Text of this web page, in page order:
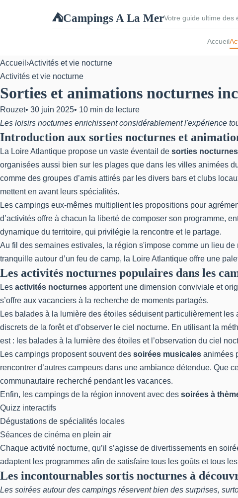
⛺Campings A La MerVotre guide ultime des
Accueil
Accueil ›Activités et vie nocturne
Activités et vie nocturne
Sorties et animations nocturnes
Rouzet• 30 juin 2025• 10 min de lecture
Les loisirs nocturnes enrichissent considérablement l'expérience
Introduction aux sorties nocturnes et
La Loire Atlantique propose un vaste éventail de sorties nocturnes
organisées aussi bien sur les plages que dans les villes animées
comme des groupes d’amis attirés par les divers bars et clubs
mettent en avant leurs spécialités.
Les campings eux-mêmes multiplient les propositions pour
d’activités offre à chacun la liberté de composer son programme,
dynamique du territoire, qui privilégie la rencontre et le partage.
Au fil des semaines estivales, la région s'impose comme un lieu
tranquille autour d’un feu de camp, la Loire Atlantique offre une
Les activités nocturnes populaires dans les
Les activités nocturnes apportent une dimension conviviale et
s’offre aux vacanciers à la recherche de moments partagés.
Les balades à la lumière des étoiles séduisent particulièrement
discrets de la forêt et d’observer le ciel nocturne. En utilisant la
est : les balades à la lumière des étoiles et l’observation du ciel
Les campings proposent souvent des soirées musicales animées
rencontrer d’autres campeurs dans une ambiance détendue. Que
communautaire recherché pendant les vacances.
Enfin, les campings de la région innovent avec des soirées à
Quizz interactifs
Dégustations de spécialités locales
Séances de cinéma en plein air
Chaque activité nocturne, qu’il s’agisse de divertissements en
adaptent les programmes afin de satisfaire tous les goûts et tous
Les incontournables sortis nocturnes à
Les soirées autour des campings réservent bien des surprises,